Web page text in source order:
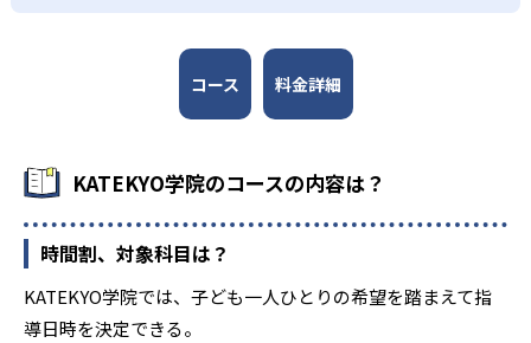
コース 料金詳細
KATEKYO学院のコースの内容は？
時間割、対象科目は？
KATEKYO学院では、子ども一人ひとりの希望を踏まえて指
導日時を決定できる。